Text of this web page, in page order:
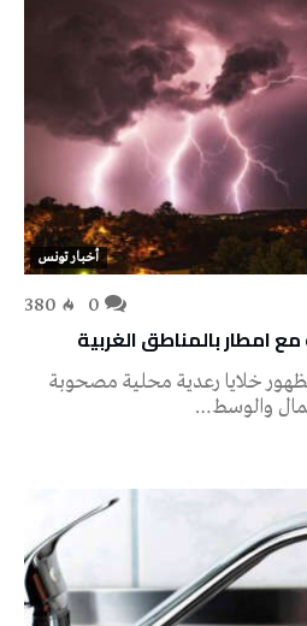
أخبار تونس
380
امطار بالمناطق الغربية
خلايا رعدية محلية مصحوبة
والوسط…